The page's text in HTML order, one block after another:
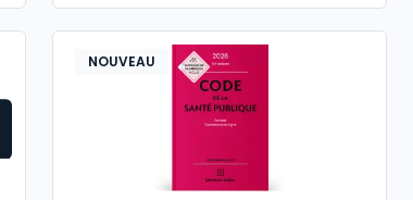
NOUVEAU